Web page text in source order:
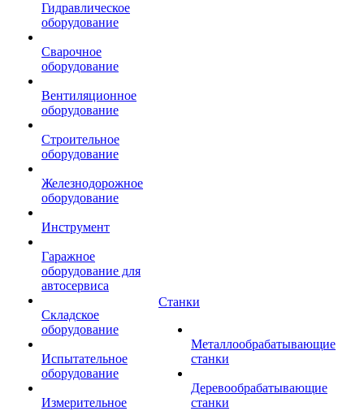
Гидравлическое
оборудование
Сварочное
оборудование
Вентиляционное
оборудование
Строительное
оборудование
Железнодорожное
оборудование
Инструмент
Гаражное
оборудование для
автосервиса
Складское
оборудование
Испытательное
оборудование
Измерительное
Станки
Металлообрабатывающие
станки
Деревообрабатывающие
станки